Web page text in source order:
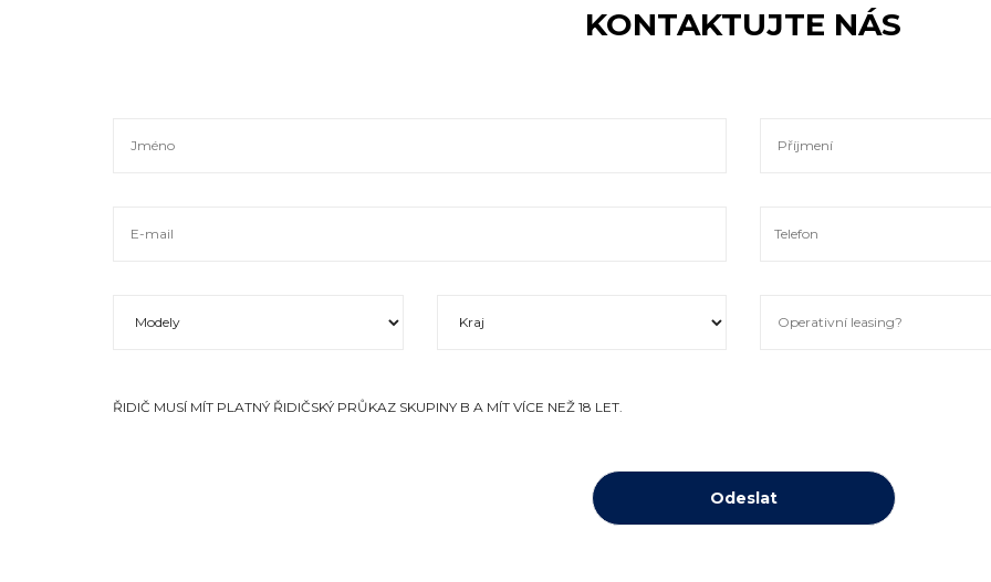
KONTAKTUJTE NÁS
ŘIDIČ MUSÍ MÍT PLATNÝ ŘIDIČSKÝ PRŮKAZ SKUPINY B A MÍT VÍCE NEŽ 18 LET.